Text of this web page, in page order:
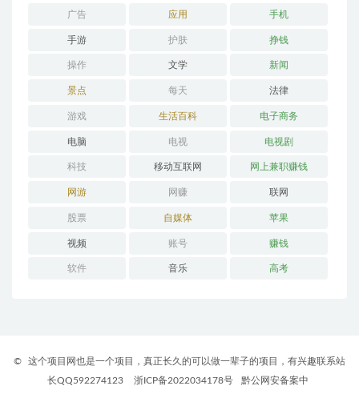
广告 应用 手机
手游 护肤 挣钱
操作 文学 新闻
景点 每天 法律
游戏 生活百科 电子商务
电脑 电视 电视剧
科技 移动互联网 网上兼职赚钱
网游 网赚 联网
股票 自媒体 苹果
视频 账号 赚钱
软件 音乐 高考
©
这个项目网也是一个项目，真正长久的可以做一辈子的项目，有兴趣联系站
长QQ592274123
浙ICP备2022034178号 黔公网安备案中